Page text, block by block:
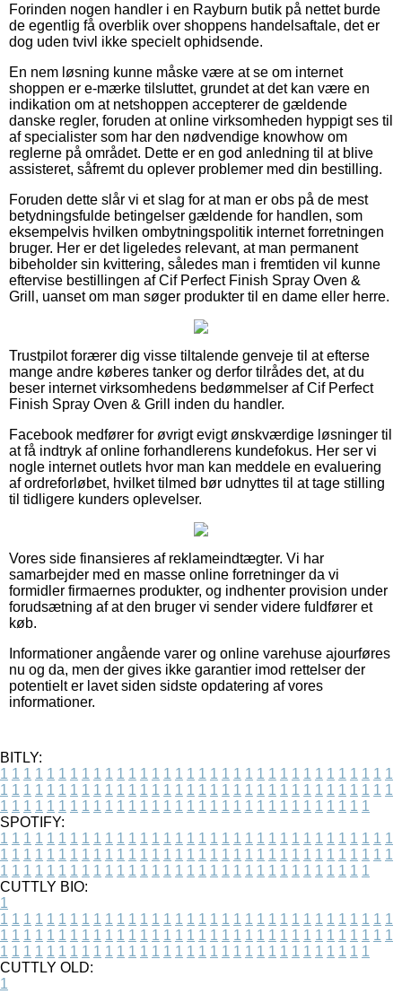
Forinden nogen handler i en Rayburn butik på nettet burde
de egentlig få overblik over shoppens handelsaftale, det er
dog uden tvivl ikke specielt ophidsende.
En nem løsning kunne måske være at se om internet
shoppen er e-mærke tilsluttet, grundet at det kan være en
indikation om at netshoppen accepterer de gældende
danske regler, foruden at online virksomheden hyppigt ses til
af specialister som har den nødvendige knowhow om
reglerne på området. Dette er en god anledning til at blive
assisteret, såfremt du oplever problemer med din bestilling.
Foruden dette slår vi et slag for at man er obs på de mest
betydningsfulde betingelser gældende for handlen, som
eksempelvis hvilken ombytningspolitik internet forretningen
bruger. Her er det ligeledes relevant, at man permanent
bibeholder sin kvittering, således man i fremtiden vil kunne
eftervise bestillingen af Cif Perfect Finish Spray Oven &
Grill, uanset om man søger produkter til en dame eller herre.
Trustpilot forærer dig visse tiltalende genveje til at efterse
mange andre køberes tanker og derfor tilrådes det, at du
beser internet virksomhedens bedømmelser af Cif Perfect
Finish Spray Oven & Grill inden du handler.
Facebook medfører for øvrigt evigt ønskværdige løsninger til
at få indtryk af online forhandlerens kundefokus. Her ser vi
nogle internet outlets hvor man kan meddele en evaluering
af ordreforløbet, hvilket tilmed bør udnyttes til at tage stilling
til tidligere kunders oplevelser.
Vores side finansieres af reklameindtægter. Vi har
samarbejder med en masse online forretninger da vi
formidler firmaernes produkter, og indhenter provision under
forudsætning af at den bruger vi sender videre fuldfører et
køb.
Informationer angående varer og online varehuse ajourføres
nu og da, men der gives ikke garantier imod rettelser der
potentielt er lavet siden sidste opdatering af vores
informationer.
BITLY:
1 1 1 1 1 1 1 1 1 1 1 1 1 1 1 1 1 1 1 1 1 1 1 1 1 1 1 1 1 1 1 1 1 1
1 1 1 1 1 1 1 1 1 1 1 1 1 1 1 1 1 1 1 1 1 1 1 1 1 1 1 1 1 1 1 1 1 1
1 1 1 1 1 1 1 1 1 1 1 1 1 1 1 1 1 1 1 1 1 1 1 1 1 1 1 1 1 1 1 1
SPOTIFY:
1 1 1 1 1 1 1 1 1 1 1 1 1 1 1 1 1 1 1 1 1 1 1 1 1 1 1 1 1 1 1 1 1 1
1 1 1 1 1 1 1 1 1 1 1 1 1 1 1 1 1 1 1 1 1 1 1 1 1 1 1 1 1 1 1 1 1 1
1 1 1 1 1 1 1 1 1 1 1 1 1 1 1 1 1 1 1 1 1 1 1 1 1 1 1 1 1 1 1 1
CUTTLY BIO:
1
1 1 1 1 1 1 1 1 1 1 1 1 1 1 1 1 1 1 1 1 1 1 1 1 1 1 1 1 1 1 1 1 1 1
1 1 1 1 1 1 1 1 1 1 1 1 1 1 1 1 1 1 1 1 1 1 1 1 1 1 1 1 1 1 1 1 1 1
1 1 1 1 1 1 1 1 1 1 1 1 1 1 1 1 1 1 1 1 1 1 1 1 1 1 1 1 1 1 1 1
CUTTLY OLD:
1